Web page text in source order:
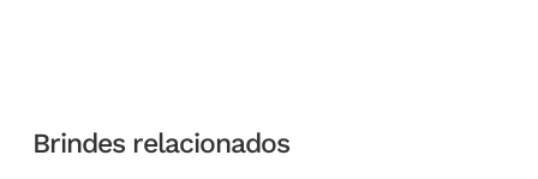
Brindes relacionados